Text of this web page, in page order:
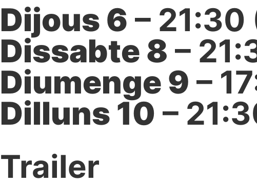
Dijous 6 – 21:30
Dissabte 8 –
Diumenge 9 –
Dilluns 10 –
Trailer